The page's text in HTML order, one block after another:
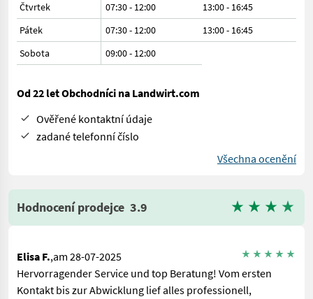
Čtvrtek
07:30 - 12:00
13:00 - 16:45
Pátek
07:30 - 12:00
13:00 - 16:45
Sobota
09:00- 12:00
Od 22 let Obchodníci na Landwirt.com
Ověřené kontaktní údaje
zadané telefonní číslo
Všechna ocenění
Hodnocení prodejce 3.9
Elisa F.,am 28-07-2025
Hervorragender Service und top Beratung! Vom ersten
Kontakt bis zur Abwicklung lief alles professionell,